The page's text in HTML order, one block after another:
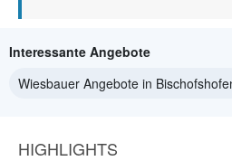
Interessante Angebote
Wiesbauer Angebote in
HIGHLIGHTS